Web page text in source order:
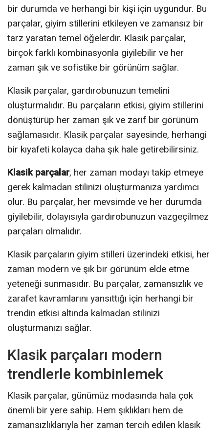
bir durumda ve herhangi bir kişi için uygundur. Bu
parçalar, giyim stillerini etkileyen ve zamansız bir
tarz yaratan temel öğelerdir. Klasik parçalar,
birçok farklı kombinasyonla giyilebilir ve her
zaman şık ve sofistike bir görünüm sağlar.
Klasik parçalar, gardırobunuzun temelini
oluşturmalıdır. Bu parçaların etkisi, giyim stillerini
dönüştürüp her zaman şık ve zarif bir görünüm
sağlamasıdır. Klasik parçalar sayesinde, herhangi
bir kıyafeti kolayca daha şık hale getirebilirsiniz.
Klasik parçalar, her zaman modayı takip etmeye
gerek kalmadan stilinizi oluşturmanıza yardımcı
olur. Bu parçalar, her mevsimde ve her durumda
giyilebilir, dolayısıyla gardırobunuzun vazgeçilmez
parçaları olmalıdır.
Klasik parçaların giyim stilleri üzerindeki etkisi, her
zaman modern ve şık bir görünüm elde etme
yeteneği sunmasıdır. Bu parçalar, zamansızlık ve
zarafet kavramlarını yansıttığı için herhangi bir
trendin etkisi altında kalmadan stilinizi
oluşturmanızı sağlar.
Klasik parçaları modern
trendlerle kombinlemek
Klasik parçalar, günümüz modasında hala çok
önemli bir yere sahip. Hem şıklıkları hem de
zamansızlıklarıyla her zaman tercih edilen klasik